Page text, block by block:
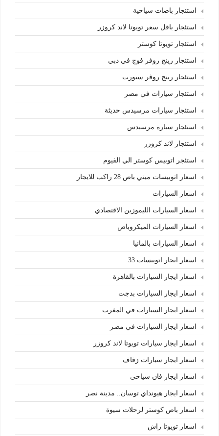
استئجار باصات سياحية
استئجار باقل سعر تويوتا لاند كروزر
استئجار تويوتا كوستر
استئجار رينج روفر فوج في دبي
استئجار رينج روڤر سبورت
استئجار سيارات في مصر
استئجار سيارات مرسيدس حديثة
استئجار سيارة مرسيدس
استئجار لاند كروزر
استئجر اتوبيس كوستر الي الفيوم
اسعار اتوبيسات ميني باص 28 راكب للايجار
اسعار السيارات
اسعار السيارات الليموزين الاقتصادي
اسعار السيارات الميكروباص
اسعار السيارات بالمانيا
اسعار ايجار اتوبيسات 33
اسعار ايجار السيارات بالقاهرة
اسعار ايجار السيارات بدجت
اسعار ايجار السيارات في المغرب
اسعار ايجار السيارات في مصر
اسعار ايجار سيارات تويوتا لاند كروزر
اسعار ايجار سيارات زفاف
اسعار ايجار فان سياحى
اسعار ايجار هيونداي توسان.. مدينة نصر
اسعار باص كوستر لرحلات سيوة
اسعار تويوتا راش